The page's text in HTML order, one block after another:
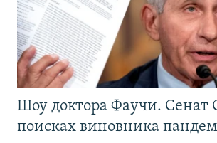
Шоу доктора Фаучи.
поисках виновника